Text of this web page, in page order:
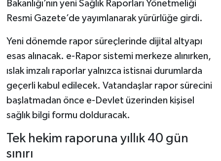
Bakanlığı’nın yeni Sağlık Raporları Yönetmeliği
Resmi Gazete’de yayımlanarak yürürlüğe girdi.
Yeni dönemde rapor süreçlerinde dijital altyapı
esas alınacak. e-Rapor sistemi merkeze alınırken,
ıslak imzalı raporlar yalnızca istisnai durumlarda
geçerli kabul edilecek. Vatandaşlar rapor sürecini
başlatmadan önce e-Devlet üzerinden kişisel
sağlık bilgi formu dolduracak.
Tek hekim raporuna yıllık 40 gün
sınırı